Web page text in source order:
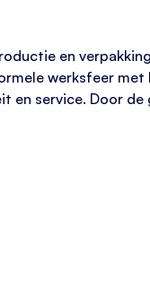
en
werksfeer
service. Door de